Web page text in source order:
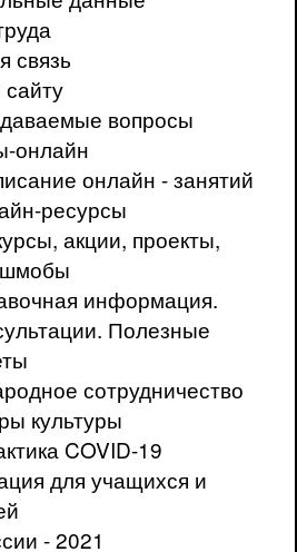
связь
вопросы
онлайн
онлайн - занятий
ресурсы
акции, проекты,
информация.
Полезные
сотрудничество
культуры
COVID-19
для учащихся и
- 2021